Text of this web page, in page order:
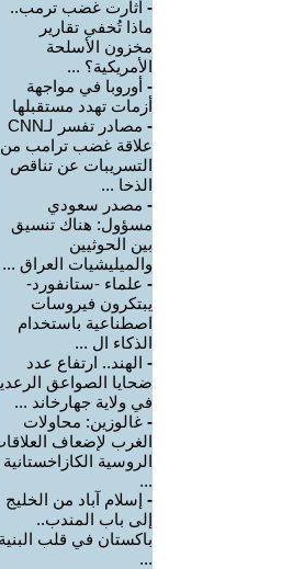
- أثارت غضب ترمب..
ماذا تُخفي تقارير
مخزون الأسلحة
الأمريكية؟ ...
- أوروبا في مواجهة
أزمات تهدد مستقبلها
-
مصادر تفسر لـCNN
علاقة غضب ترامب من
التسريبات عن تناقص
الذخا ...
- مصدر سعودي
مسؤول: هناك تنسيق
بين الحوثيين
والميليشيات العراق ...
- علماء -ستانفورد-
يبتكرون فيروسات
اصطناعية باستخدام
الذكاء ال ...
- الهند.. ارتفاع عدد
ضحايا الصواعق
في ولاية جهارخاند ...
- غالوزين: محاولات
الغرب لإضعاف
الروسية الكازاخستانية
...
- إسلام آباد من الخليج
إلى باب المندب..
باكستان في قلب البنية
...